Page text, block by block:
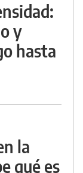
y
hasta
la
qué es